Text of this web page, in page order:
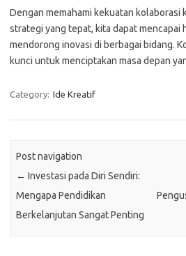
Dengan memahami kekuatan kolaborasi
strategi yang tepat, kita dapat mencapai
mendorong inovasi di berbagai bidang.
kunci untuk menciptakan masa depan
Category: Ide Kreatif
Post navigation
← Investasi pada Diri Sendiri:
Mengapa Pendidikan
Berkelanjutan Sangat Penting